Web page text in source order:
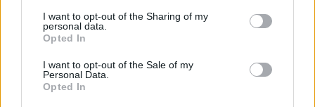
I want to opt-out of the Sharing of my
personal data.
Opted In
I want to opt-out of the Sale of my
Personal Data.
Opted In